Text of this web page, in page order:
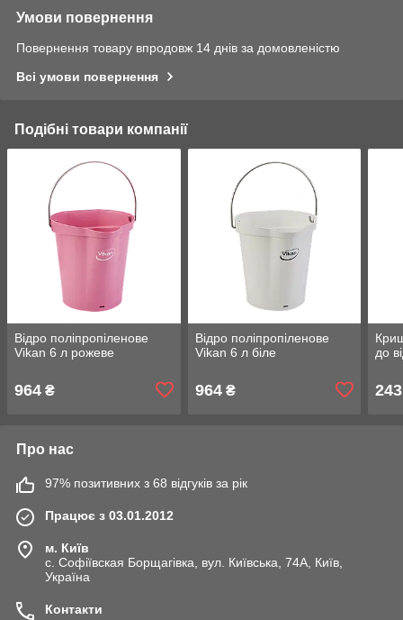
Умови повернення
Повернення товару впродовж 14 днів за домовленістю
Всі умови повернення
Подібні товари компанії
Відро поліпропіленове
Vikan 6 л рожеве
964 ₴
Відро поліпропіленове
Vikan 6 л біле
964₴
до
243
Про нас
97% позитивних з 68 відгуків за рік
Працює з 03.01.2012
м. Київ
с. Софіївская Борщагівка, вул. Київська, 74А, Київ,
Україна
Контакти